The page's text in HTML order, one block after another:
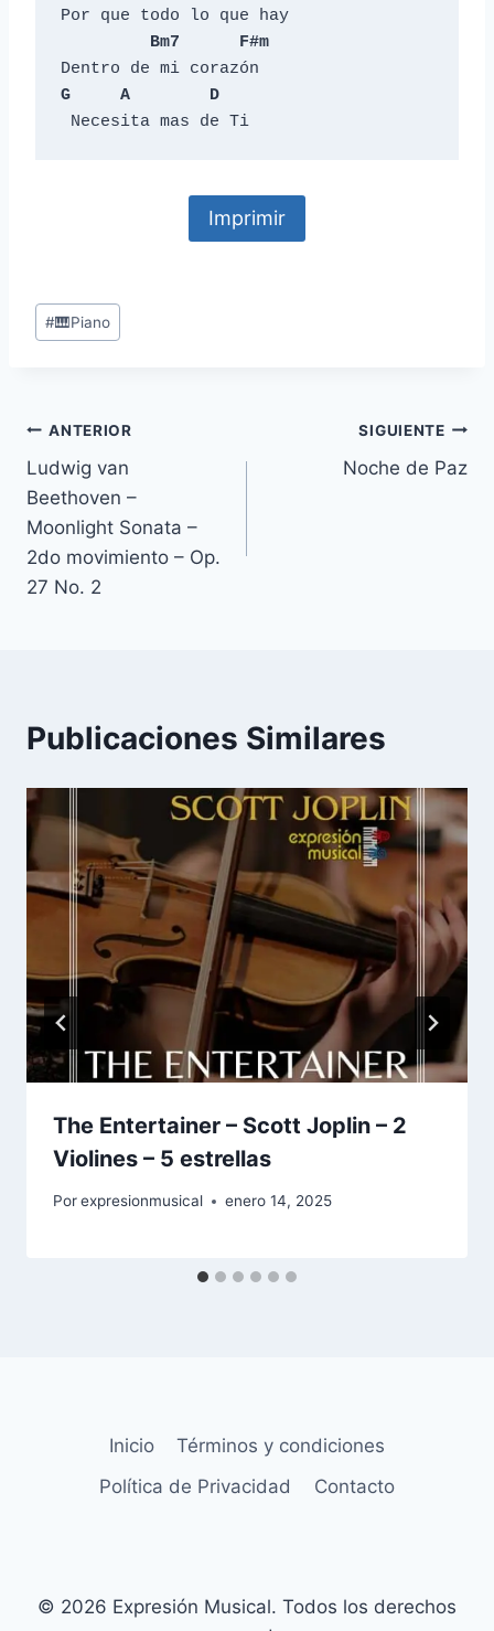
Por que todo lo que hay
Bm7
F#m
G
A
D
Necesita mas de Ti
Imprimir
Etiquetas
de
#🎹Piano
Navegación
de
entradas
ANTERIOR
Ludwig van
Beethoven –
Moonlight Sonata –
2do movimiento – Op.
27 No. 2
SIGUIENTE
Noche de Paz
Publicaciones Similares
The Entertainer – Scott Joplin – 2
Violines – 5 estrellas
Porexpresionmusical enero 14, 2025
Inicio
Términos y condiciones
Política de Privacidad
Contacto
© 2026 Expresión Musical. Todos los derechos